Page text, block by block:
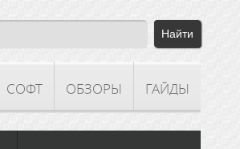
СОФТ ОБЗОРЫ ГАЙДЫ